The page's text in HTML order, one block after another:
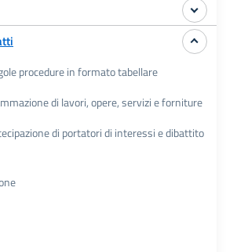
procedure in formato tabellare
di lavori, opere, servizi e forniture
di portatori di interessi e dibattito